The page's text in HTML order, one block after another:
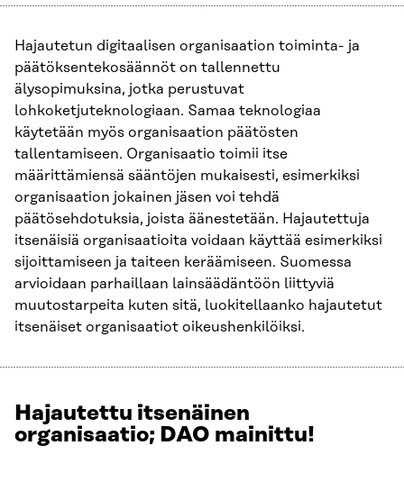
Hajautetun digitaalisen organisaation toiminta- ja
päätöksentekosäännöt on tallennettu
älysopimuksina, jotka perustuvat
lohkoketjuteknologiaan. Samaa teknologiaa
käytetään myös organisaation päätösten
tallentamiseen. Organisaatio toimii itse
määrittämiensä sääntöjen mukaisesti, esimerkiksi
organisaation jokainen jäsen voi tehdä
päätösehdotuksia, joista äänestetään. Hajautettuja
itsenäisiä organisaatioita voidaan käyttää esimerkiksi
sijoittamiseen ja taiteen keräämiseen. Suomessa
arvioidaan parhaillaan lainsäädäntöön liittyviä
muutostarpeita kuten sitä, luokitellaanko hajautetut
itsenäiset organisaatiot oikeushenkilöiksi.
Hajautettu itsenäinen
organisaatio; DAO mainittu!
Näytetään
4